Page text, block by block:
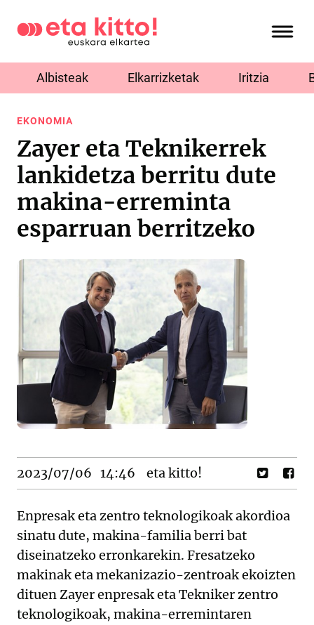
Albisteak Elkarrizketak Iritzia
EKONOMIA
Zayer eta Teknikerrek
lankidetza berritu dute
makina-erreminta
esparruan berritzeko
2023/07/06 14:46 eta kitto!
Enpresak eta zentro teknologikoak akordioa
sinatu dute, makina-familia berri bat
diseinatzeko erronkarekin. Fresatzeko
makinak eta mekanizazio-zentroak ekoizten
dituen Zayer enpresak eta Tekniker zentro
teknologikoak, makina-erremintaren